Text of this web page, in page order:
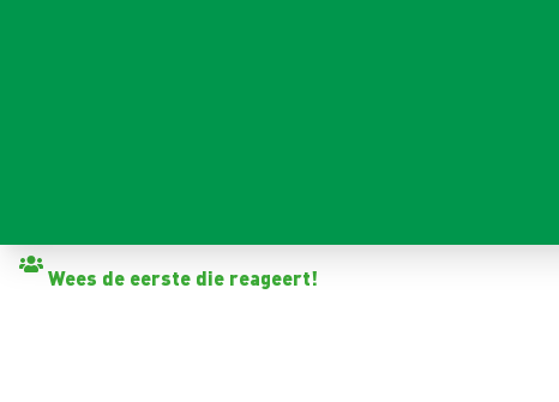
Wees de eerste die reageert!